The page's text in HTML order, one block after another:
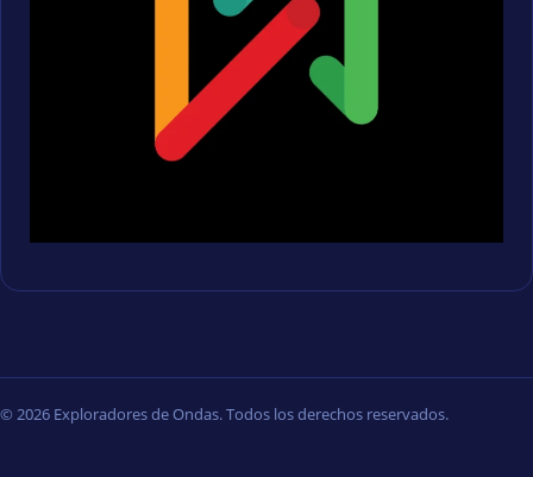
© 2026 Exploradores de Ondas. Todos los derechos reservados.